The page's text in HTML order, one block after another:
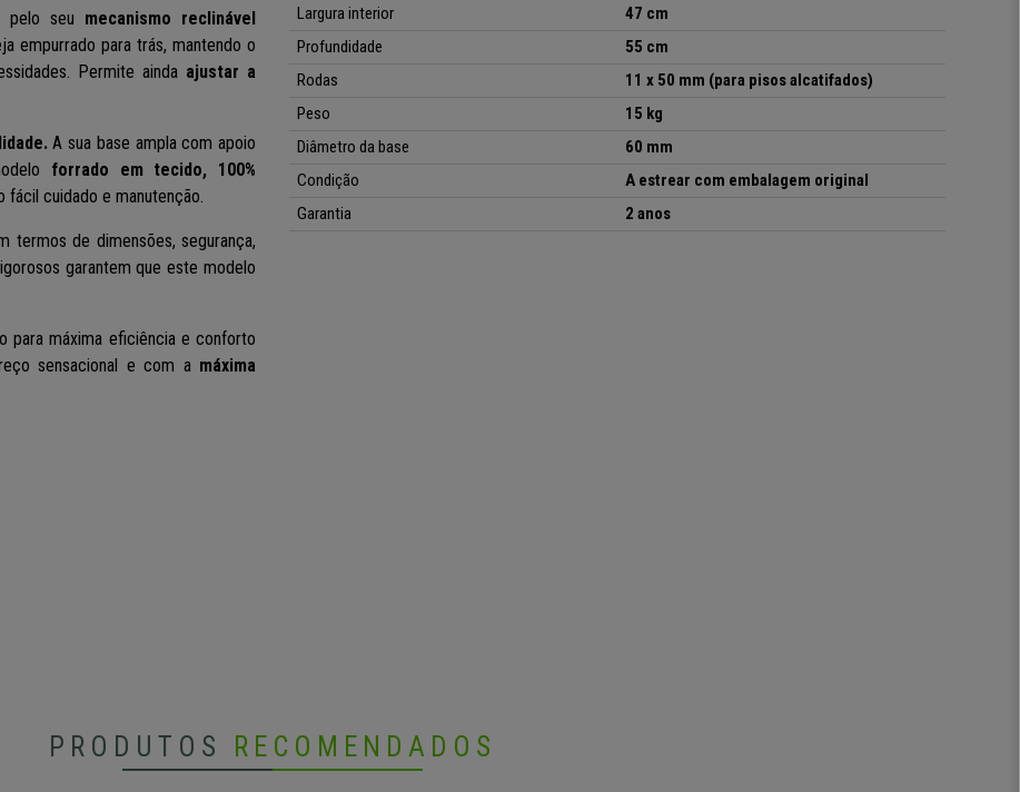
pelo seu mecanismo reclinável
empurrado para trás, mantendo o
Permite ainda ajustar a
A sua base ampla com apoio
forrado em tecido, 100%
cuidado e manutenção.
termos de dimensões, segurança,
garantem que este modelo
para máxima eficiência e conforto
sensacional e com amáxima
Largura interior
47 cm
Profundidade
55 cm
Rodas
11 x 50 mm (para pisos alcatifados)
Peso
15 kg
Diâmetro da base
60 mm
Condição
A estrear com embalagem original
Garantia
2 anos
PRODUTOS RECOMENDADOS